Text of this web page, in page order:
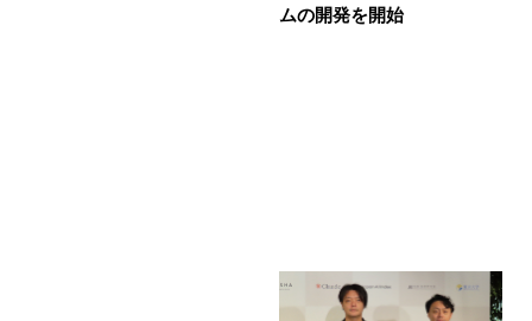
ムの開発を開始